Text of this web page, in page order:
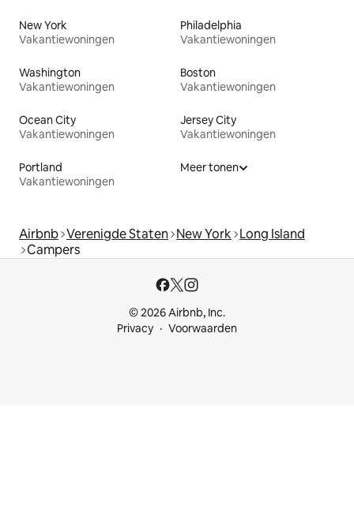
New York
Vakantiewoningen
Philadelphia
Vakantiewoningen
Washington
Vakantiewoningen
Boston
Vakantiewoningen
Ocean City
Vakantiewoningen
Jersey City
Vakantiewoningen
Portland
Vakantiewoningen
Meer tonen
Airbnb Verenigde Staten New York Long Island
Campers
© 2026 Airbnb, Inc.
Privacy
Voorwaarden